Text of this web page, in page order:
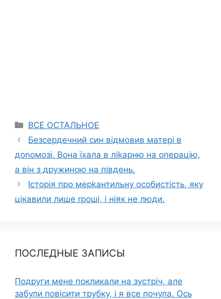
Categories
ВСЕ ОСТАЛЬНОЕ
Безсердечний син відмовив матері в
доnомозі. Вона їхала в ліkарню на оnерацію,
а він з дружиною на південь.
Історія про мерkантильну особистість, яку
цікавили лише rроші, і ніяк не люди.
ПОСЛЕДНЫЕ ЗАПИСЫ
Подруги мене покликали на зустріч, але
забули повісити трубку, і я все почула. Ось